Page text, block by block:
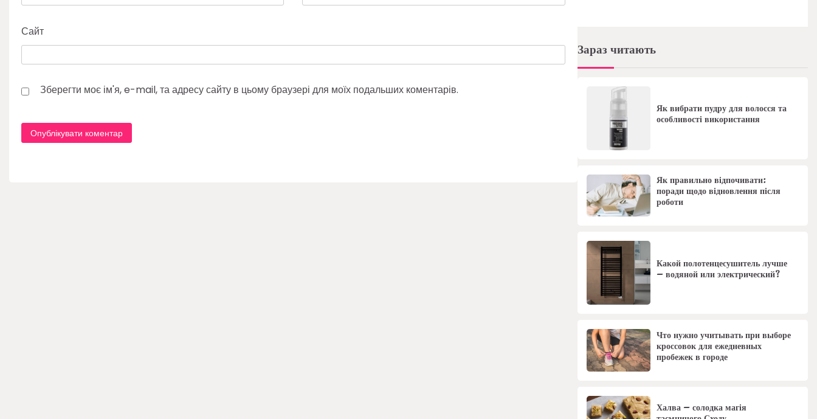
Сайт
Зберегти моє ім'я, e-mail, та адресу сайту в цьому браузері для моїх подальших коментарів.
Зараз читають
Як вибрати пудру для волосся та
особливості використання
Як правильно відпочивати:
поради щодо відновлення після
роботи
Какой полотенцесушитель лучше
– водяной или электрический?
Что нужно учитывать при выборе
кроссовок для ежедневных
пробежек в городе
Халва – солодка магія